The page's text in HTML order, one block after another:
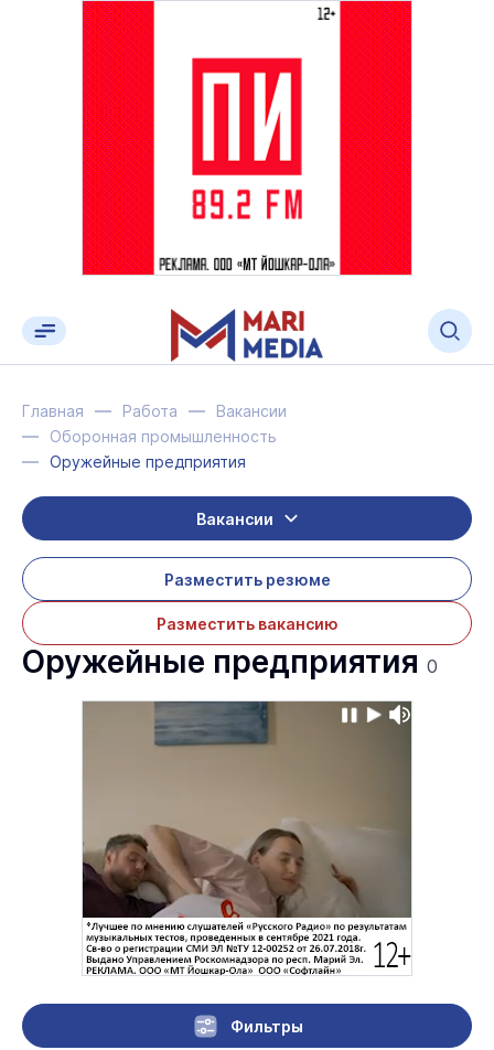
Главная Работа
Вакансии
Оборонная промышленность
Оружейные предприятия
Разместить резюме
Разместить вакансию
Вакансии
Оружейные предприятия 0
Фильтры